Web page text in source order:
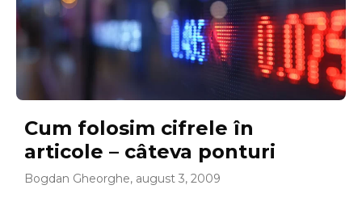
Cum folosim cifrele în
articole – câteva ponturi
Bogdan Gheorghe, august 3, 2009